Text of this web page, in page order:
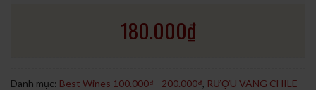
180.000₫
Danh mục: Best Wines 100.000₫ - 200.000₫, RƯỢU VANG CHILE